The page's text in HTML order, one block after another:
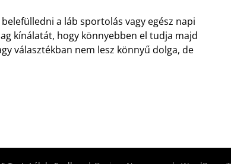
a láb sportolás vagy egész napi
kínálatát, hogy könnyebben el tudja majd
választékban nem lesz könnyű dolga, de